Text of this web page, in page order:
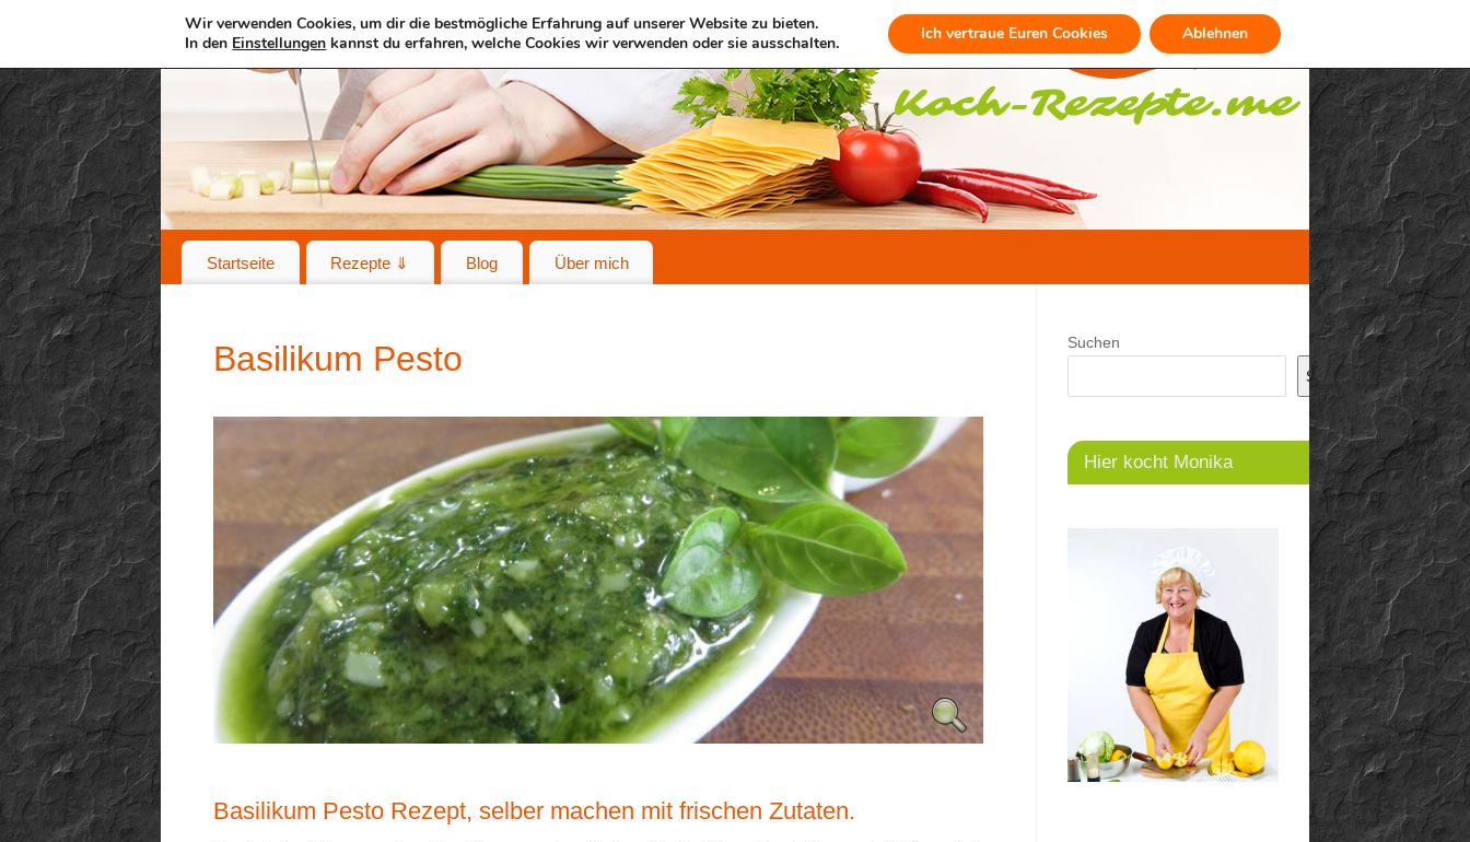
Startseite Rezepte ⇓ Blog Über mich
Basilikum Pesto
Basilikum Pesto Rezept, selber machen mit frischen Zutaten.
Suchen
Suchen
Hier kocht Monika
Wir verwenden Cookies, um dir die bestmögliche Erfahrung auf unserer Website zu bieten.
In den Einstellungen kannst du erfahren, welche Cookies wir verwenden oder sie ausschalten. Ich vertraue Euren Cookies Ablehnen